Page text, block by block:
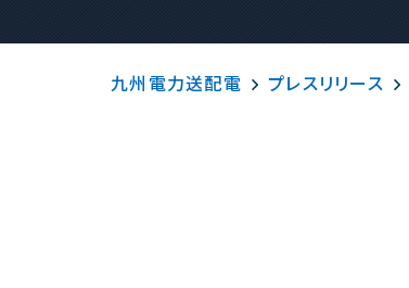
九州電力送配電 プレスリリース